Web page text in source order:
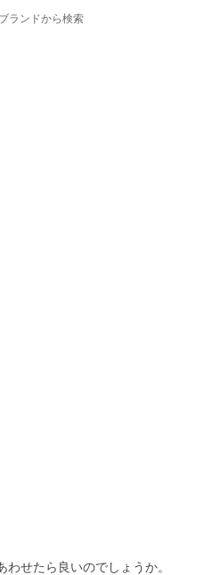
ランドから検索
せたら良いのでしょうか。